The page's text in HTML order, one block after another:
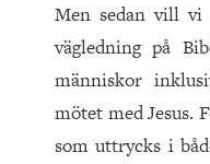
Men sedan vill vi
vägledning på
människor
mötet med Jesus.
som uttrycks i